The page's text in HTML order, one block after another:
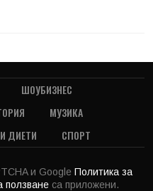
ШОУБИЗНЕС
МУЗИКА
ДИЕТИ СПОРТ
и Google Политика за
ползване са приложени.